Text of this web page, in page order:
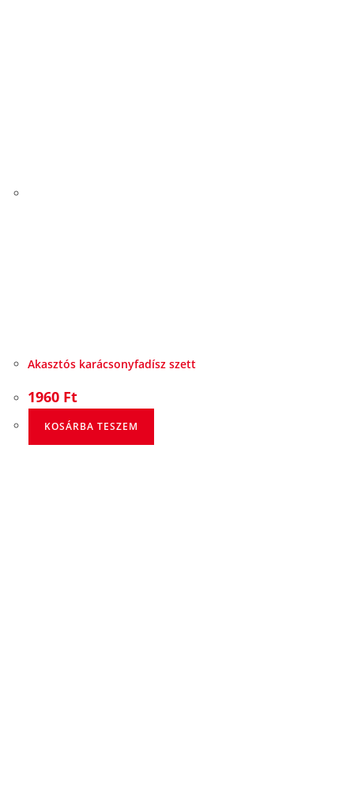
Akasztós karácsonyfadísz szett
1960 Ft
KOSÁRBA TESZEM